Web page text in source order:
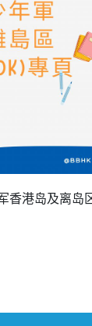
香港岛及离岛